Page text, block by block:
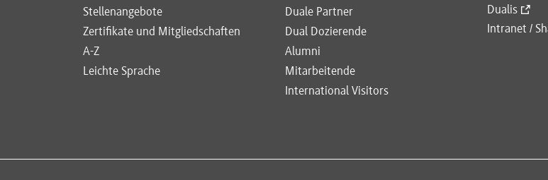
Stellenangebote
Zertifikate und Mitgliedschaften
A-Z
Leichte Sprache
Duale Partner
Dual Dozierende
Alumni
Mitarbeitende
International Visitors
Dualis
Intranet /